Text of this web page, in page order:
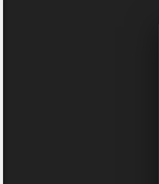
Sketchbook5, 스
Sketchbook5, 스